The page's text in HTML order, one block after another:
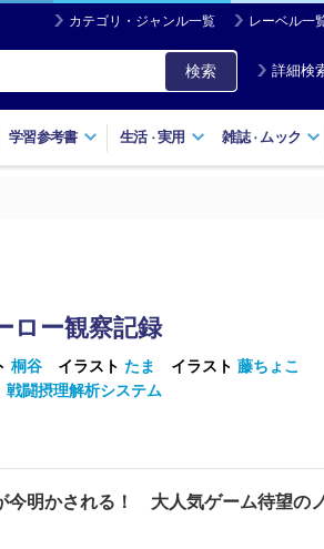
カテゴリ・ジャンル一覧 レーベル一
検索 詳細検
学習参考書 生活・実用 雑誌・ ムック
ロー観察記録
桐谷 イラスト たま イラスト 藤ちょこ
闘摂理解析システム
今明かされる！ 大人気ゲーム待望の